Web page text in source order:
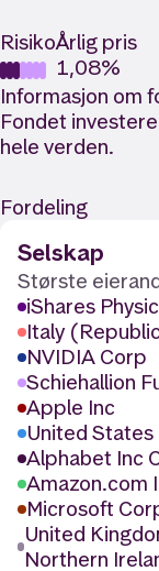
RisikoÅrlig pris
1,08%
Informasjon om
Fondet
hele verden.
Fordeling
Selskap
Største
iShares
Italy
NVIDIA Corp
Schiehallion
Apple Inc
United
Alphabet Inc
Amazon.com
Microsoft
United
Northern